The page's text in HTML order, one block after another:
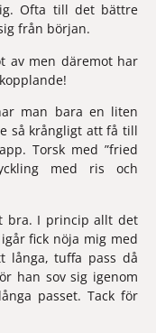
Ofta till det bättre
från början.
av men däremot har
man bara en liten
så krångligt att få till
Torsk med ”fried
med ris och
bra. I princip allt det
fick nöja mig med
långa, tuffa pass då
han sov sig igenom
passet. Tack för